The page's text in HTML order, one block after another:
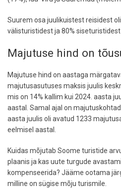
Suurem osa juulikuistest reisidest
välisturistidest ja 80%
Majutuse hind on
Majutuse hind on aastaga
majutusasutuses maksis juulis
mis on 14% kallim kui 2024. aasta
aastal. Samal ajal on
aasta juulis oli avatud 1233
eelmisel aastal.
Kuidas mõjutab Soome turistide
plaanis ja kas uute turgude
kompenseerida? Jääme ootama
milline on sügise mõju turismile.